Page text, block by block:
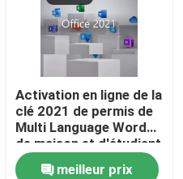
Activation en ligne de la
clé 2021 de permis de
Multi Language Word
de maison et d'étudiant
meilleur prix